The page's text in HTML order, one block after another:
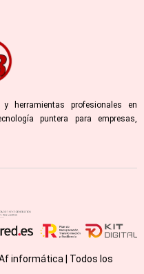
herramientas profesionales en
puntera para empresas,
informática | Todos los